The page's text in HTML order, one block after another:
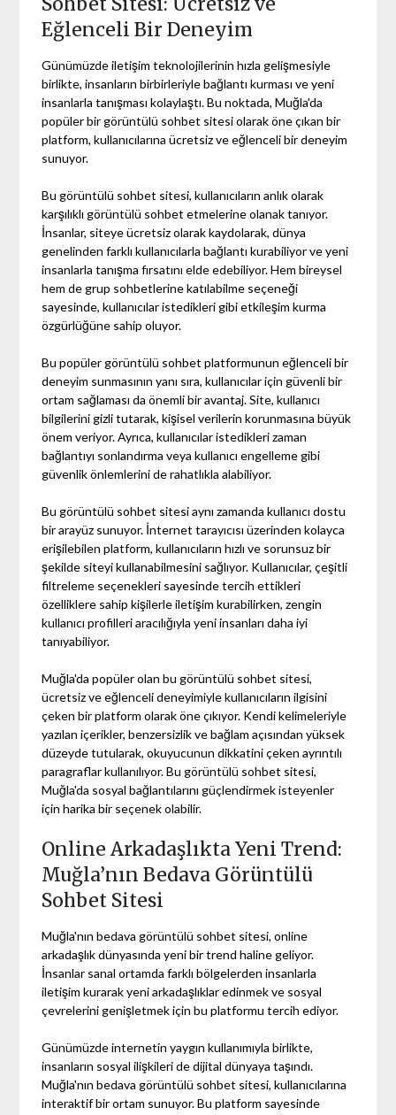
Eğlenceli Bir Deneyim
Günümüzde iletişim teknolojilerinin hızla gelişmesiyle
birlikte, insanların birbirleriyle bağlantı kurması ve yeni
insanlarla tanışması kolaylaştı. Bu noktada, Muğla'da
popüler bir görüntülü sohbet sitesi olarak öne çıkan bir
platform, kullanıcılarına ücretsiz ve eğlenceli bir deneyim
sunuyor.
Bu görüntülü sohbet sitesi, kullanıcıların anlık olarak
karşılıklı görüntülü sohbet etmelerine olanak tanıyor.
İnsanlar, siteye ücretsiz olarak kaydolarak, dünya
genelinden farklı kullanıcılarla bağlantı kurabiliyor ve yeni
insanlarla tanışma fırsatını elde edebiliyor. Hem bireysel
hem de grup sohbetlerine katılabilme seçeneği
sayesinde, kullanıcılar istedikleri gibi etkileşim kurma
özgürlüğüne sahip oluyor.
Bu popüler görüntülü sohbet platformunun eğlenceli bir
deneyim sunmasının yanı sıra, kullanıcılar için güvenli bir
ortam sağlaması da önemli bir avantaj. Site, kullanıcı
bilgilerini gizli tutarak, kişisel verilerin korunmasına büyük
önem veriyor. Ayrıca, kullanıcılar istedikleri zaman
bağlantıyı sonlandırma veya kullanıcı engelleme gibi
güvenlik önlemlerini de rahatlıkla alabiliyor.
Bu görüntülü sohbet sitesi aynı zamanda kullanıcı dostu
bir arayüz sunuyor. İnternet tarayıcısı üzerinden kolayca
erişilebilen platform, kullanıcıların hızlı ve sorunsuz bir
şekilde siteyi kullanabilmesini sağlıyor. Kullanıcılar, çeşitli
filtreleme seçenekleri sayesinde tercih ettikleri
özelliklere sahip kişilerle iletişim kurabilirken, zengin
kullanıcı profilleri aracılığıyla yeni insanları daha iyi
tanıyabiliyor.
Muğla'da popüler olan bu görüntülü sohbet sitesi,
ücretsiz ve eğlenceli deneyimiyle kullanıcıların ilgisini
çeken bir platform olarak öne çıkıyor. Kendi kelimeleriyle
yazılan içerikler, benzersizlik ve bağlam açısından yüksek
düzeyde tutularak, okuyucunun dikkatini çeken ayrıntılı
paragraflar kullanılıyor. Bu görüntülü sohbet sitesi,
Muğla'da sosyal bağlantılarını güçlendirmek isteyenler
için harika bir seçenek olabilir.
Online Arkadaşlıkta Yeni Trend:
Muğla’nın Bedava Görüntülü
Sohbet Sitesi
Muğla'nın bedava görüntülü sohbet sitesi, online
arkadaşlık dünyasında yeni bir trend haline geliyor.
İnsanlar sanal ortamda farklı bölgelerden insanlarla
iletişim kurarak yeni arkadaşlıklar edinmek ve sosyal
çevrelerini genişletmek için bu platformu tercih ediyor.
Günümüzde internetin yaygın kullanımıyla birlikte,
insanların sosyal ilişkileri de dijital dünyaya taşındı.
Muğla'nın bedava görüntülü sohbet sitesi, kullanıcılarına
interaktif bir ortam sunuyor. Bu platform sayesinde